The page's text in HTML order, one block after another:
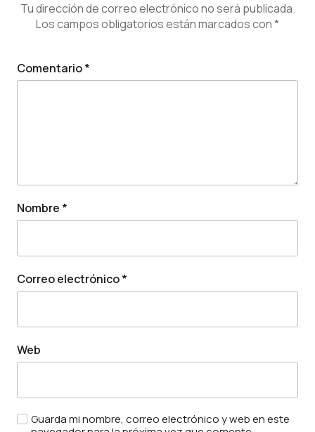
Tu dirección de correo electrónico no será publicada.
Los campos obligatorios están marcados con*
Comentario*
Nombre *
Correo electrónico*
Web
Guarda mi nombre, correo electrónico y web en este